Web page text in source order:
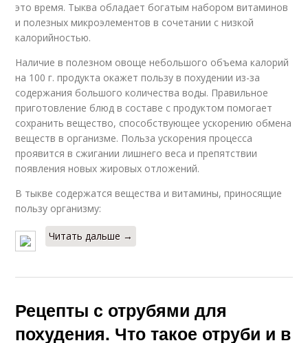
это время. Тыква обладает богатым набором витаминов
и полезных микроэлементов в сочетании с низкой
калорийностью.
Наличие в полезном овоще небольшого объема калорий
на 100 г. продукта окажет пользу в похудении из-за
содержания большого количества воды. Правильное
приготовление блюд в составе с продуктом помогает
сохранить вещество, способствующее ускорению обмена
веществ в организме. Польза ускорения процесса
проявится в сжигании лишнего веса и препятствии
появления новых жировых отложений.
В тыкве содержатся вещества и витамины, приносящие
пользу организму:
Читать дальше →
Рецепты с отрубями для
похудения. Что такое отруби и в